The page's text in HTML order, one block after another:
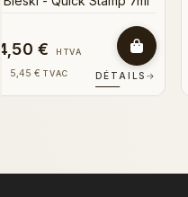
4,50 €
TVAC